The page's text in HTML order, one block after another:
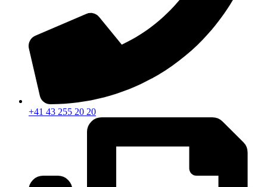
+41 43 255 20 20